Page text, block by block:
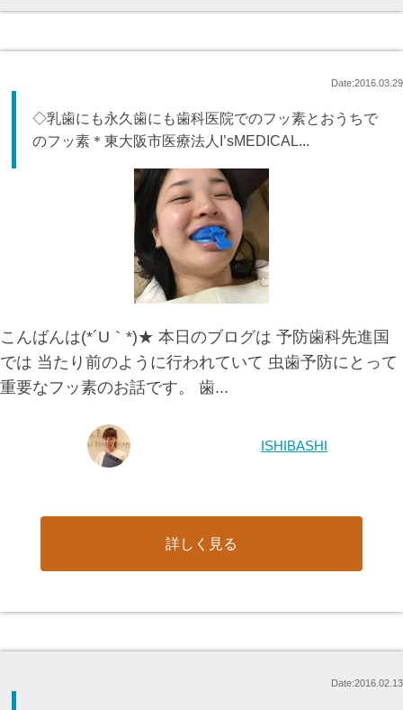
Date:2016.03.29
◇乳歯にも永久歯にも歯科医院でのフッ素とおうちで
のフッ素＊東大阪市医療法人I’sMEDICAL...
こんばんは(*´U｀*)★ 本日のブログは 予防歯科先進国
では 当たり前のように行われていて 虫歯予防にとって
重要なフッ素のお話です。 歯...
ISHIBASHI
詳しく見る
Date:2016.02.13